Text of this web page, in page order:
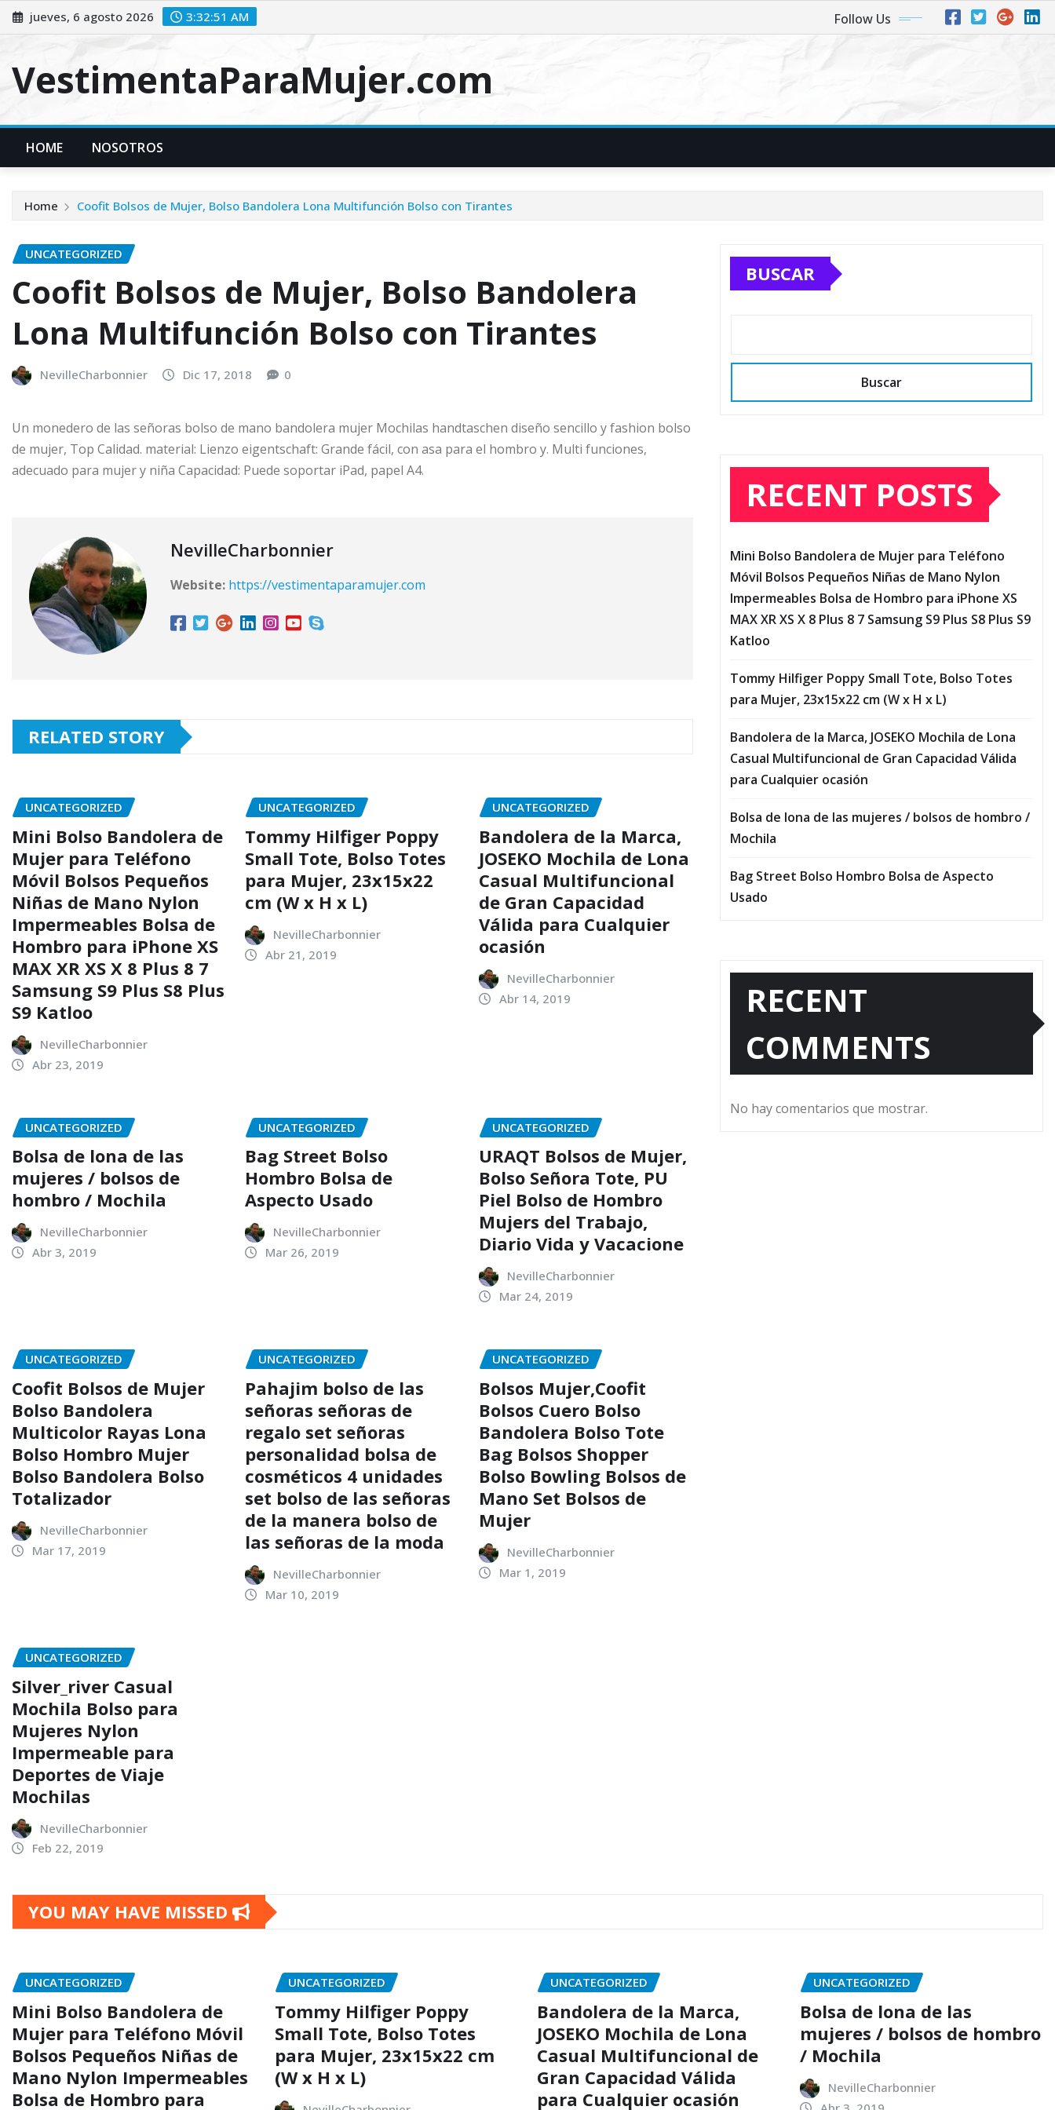
Skip
to
jueves, 6 agosto 2026 3:32:52 AM Follow Us
VestimentaParaMujer.com
HOME NOSOTROS
Home Coofit Bolsos de Mujer, Bolso Bandolera Lona Multifunción Bolso con Tirantes
UNCATEGORIZED
Coofit Bolsos de Mujer, Bolso Bandolera
Lona Multifunción Bolso con Tirantes
NevilleCharbonnier Dic 17, 2018 0
Un monedero de las señoras bolso de mano bandolera mujer Mochilas handtaschen diseño sencillo y fashion bolso
de mujer, Top Calidad. material: Lienzo eigentschaft: Grande fácil, con asa para el hombro y. Multi funciones,
adecuado para mujer y niña Capacidad: Puede soportar iPad, papel A4.
NevilleCharbonnier
Website: https://vestimentaparamujer.com
RELATED STORY
UNCATEGORIZED
Mini Bolso Bandolera de
Mujer para Teléfono
Móvil Bolsos Pequeños
Niñas de Mano Nylon
Impermeables Bolsa de
Hombro para iPhone XS
MAX XR XS X 8 Plus 8 7
Samsung S9 Plus S8 Plus
S9 Katloo
NevilleCharbonnier
Abr 23, 2019
UNCATEGORIZED
Tommy Hilfiger Poppy
Small Tote, Bolso Totes
para Mujer, 23x15x22
cm (W x H x L)
NevilleCharbonnier
Abr 21, 2019
UNCATEGORIZED
Bandolera de la Marca,
JOSEKO Mochila de Lona
Casual Multifuncional
de Gran Capacidad
Válida para Cualquier
ocasión
NevilleCharbonnier
Abr 14, 2019
UNCATEGORIZED
Bolsa de lona de las
mujeres / bolsos de
hombro / Mochila
NevilleCharbonnier
Abr 3, 2019
UNCATEGORIZED
Bag Street Bolso
Hombro Bolsa de
Aspecto Usado
NevilleCharbonnier
Mar 26, 2019
UNCATEGORIZED
URAQT Bolsos de Mujer,
Bolso Señora Tote, PU
Piel Bolso de Hombro
Mujers del Trabajo,
Diario Vida y Vacacione
NevilleCharbonnier
Mar 24, 2019
UNCATEGORIZED
Coofit Bolsos de Mujer
Bolso Bandolera
Multicolor Rayas Lona
Bolso Hombro Mujer
Bolso Bandolera Bolso
Totalizador
NevilleCharbonnier
Mar 17, 2019
UNCATEGORIZED
Pahajim bolso de las
señoras señoras de
regalo set señoras
personalidad bolsa de
cosméticos 4 unidades
set bolso de las señoras
de la manera bolso de
las señoras de la moda
NevilleCharbonnier
Mar 10, 2019
UNCATEGORIZED
Bolsos Mujer,Coofit
Bolsos Cuero Bolso
Bandolera Bolso Tote
Bag Bolsos Shopper
Bolso Bowling Bolsos de
Mano Set Bolsos de
Mujer
NevilleCharbonnier
Mar 1, 2019
UNCATEGORIZED
Silver_river Casual
Mochila Bolso para
Mujeres Nylon
Impermeable para
Deportes de Viaje
Mochilas
NevilleCharbonnier
Feb 22, 2019
BUSCAR
Buscar
RECENT POSTS
Mini Bolso Bandolera de Mujer para Teléfono
Móvil Bolsos Pequeños Niñas de Mano Nylon
Impermeables Bolsa de Hombro para iPhone XS
MAX XR XS X 8 Plus 8 7 Samsung S9 Plus S8 Plus S9
Katloo
Tommy Hilfiger Poppy Small Tote, Bolso Totes
para Mujer, 23x15x22 cm (W x H x L)
Bandolera de la Marca, JOSEKO Mochila de Lona
Casual Multifuncional de Gran Capacidad Válida
para Cualquier ocasión
Bolsa de lona de las mujeres / bolsos de hombro /
Mochila
Bag Street Bolso Hombro Bolsa de Aspecto
Usado
RECENT
COMMENTS
No hay comentarios que mostrar.
YOU MAY HAVE MISSED
UNCATEGORIZED
Mini Bolso Bandolera de
Mujer para Teléfono Móvil
Bolsos Pequeños Niñas de
Mano Nylon Impermeables
Bolsa de Hombro para
UNCATEGORIZED
Tommy Hilfiger Poppy
Small Tote, Bolso Totes
para Mujer, 23x15x22 cm
(W x H x L)
UNCATEGORIZED
Bandolera de la Marca,
JOSEKO Mochila de Lona
Casual Multifuncional de
Gran Capacidad Válida
para Cualquier ocasión
UNCATEGORIZED
Bolsa de lona de las
mujeres / bolsos de hombro
/ Mochila
NevilleCharbonnier